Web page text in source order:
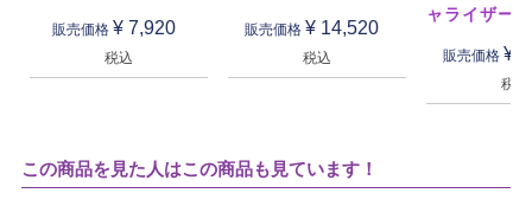
販売価格 ¥ 7,920
税込
販売価格 ¥ 14,520
税込
ャライザー
販売価格 ¥
税込
この商品を見た人はこの商品も見ています！